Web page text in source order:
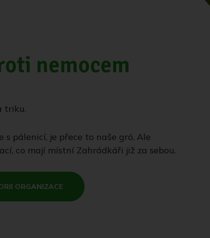
nemocem
triku.
s pálenicí, je přece to naše gró. Ale
co mají místní Zahrádkáři již za sebou.
ORGANIZACE